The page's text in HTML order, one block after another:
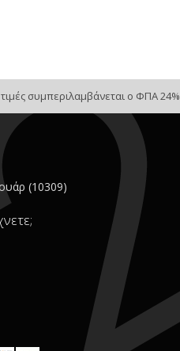
τιμές συμπεριλαμβάνεται ο ΦΠΑ 24%
(10309)